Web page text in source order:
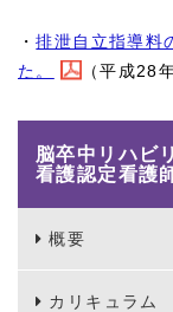
・排泄自立指導料
た。
（平成28
脳卒中リハビ
看護認定看護
概要
カリキュラム